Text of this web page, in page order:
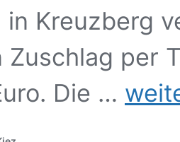
in Kreuzberg
per
Die …
Repression
und